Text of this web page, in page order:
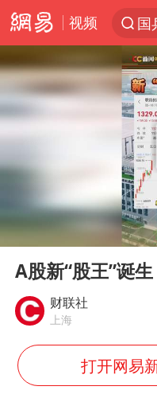
视频
国
光
情
央
黄
全
Play
00:00
A股新“股王”诞生
财联社
上海
打开网易